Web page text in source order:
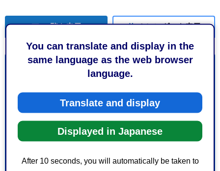
You can translate and display in the
same language as the web browser
language.
Translate and display
Displayed in Japanese
After 10 seconds, you will automatically be taken to
一覧を表示 カレンダーを表示
2025年10月
火 水 木
7 8 9 10
12
13 14 15 16 17
18